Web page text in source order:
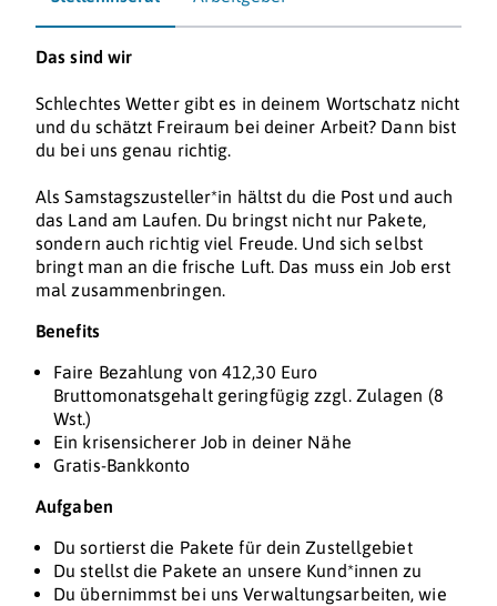
Das sind wir
Schlechtes Wetter gibt es in deinem Wortschatz nicht
und du schätzt Freiraum bei deiner Arbeit? Dann bist
du bei uns genau richtig.
Als Samstagszusteller*in hältst du die Post und auch
das Land am Laufen. Du bringst nicht nur Pakete,
sondern auch richtig viel Freude. Und sich selbst
bringt man an die frische Luft. Das muss ein Job erst
mal zusammenbringen.
Benefits
Faire Bezahlung von 412,30 Euro
Bruttomonatsgehalt geringfügig zzgl. Zulagen (8
Wst.)
Ein krisensicherer Job in deiner Nähe
Gratis-Bankkonto
Aufgaben
Du sortierst die Pakete für dein Zustellgebiet
Du stellst die Pakete an unsere Kund*innen zu
Du übernimmst bei uns Verwaltungsarbeiten, wie